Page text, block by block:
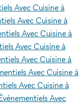
Avec Cuisine à
Avec Cuisine à
Avec Cuisine à
Avec Cuisine à
Avec Cuisine à
Avec Cuisine à
Avec Cuisine à
Avec